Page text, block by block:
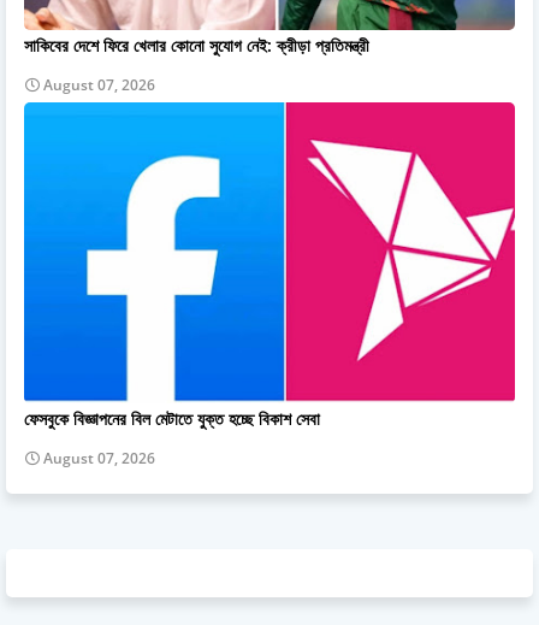
সাকিবের দেশে ফিরে খেলার কোনো সুযোগ নেই: ক্রীড়া প্রতিমন্ত্রী
August 07, 2026
ফেসবুকে বিজ্ঞাপনের বিল মেটাতে যুক্ত হচ্ছে বিকাশ সেবা
August 07, 2026